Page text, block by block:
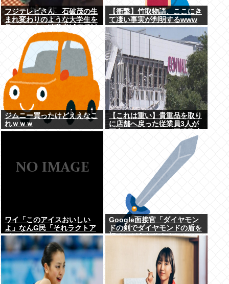
フジテレビさん 石破茂の生
まれ変わりのような大学生を
報道をやってしまう
【衝撃】竹取物語、ここにき
て凄い事実が判明するwww
ジムニー買ったけどええなこ
れｗｗｗ
【これは重い】貴重品を取り
に店舗へ戻った従業員3人が
ワイ「このアイスおいしい
よ」なんG民「それラクトア
イスじゃん」
Google面接官「ダイヤモン
ドの剣でダイヤモンドの盾を
切るとどうなりますか？」